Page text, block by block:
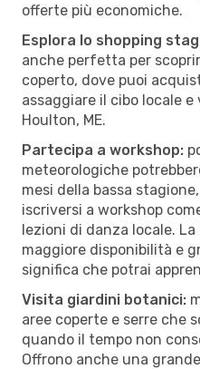
offerte più economiche.
Esplora lo shopping
anche perfetta per
coperto, dove puoi
assaggiare il cibo locale
Houlton, ME.
Partecipa a workshop:
meteorologiche
mesi della bassa
iscriversi a workshop
lezioni di danza locale.
maggiore disponibilità e
significa che potrai
Visita giardini botanici:
aree coperte e serre che
quando il tempo non
Offrono anche una